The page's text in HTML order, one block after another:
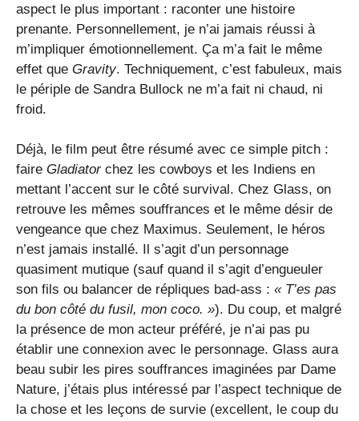
aspect le plus important : raconter une histoire
prenante. Personnellement, je n’ai jamais réussi à
m’impliquer émotionnellement. Ça m’a fait le même
effet que Gravity. Techniquement, c’est fabuleux, mais
le périple de Sandra Bullock ne m’a fait ni chaud, ni
froid.
Déjà, le film peut être résumé avec ce simple pitch :
faire Gladiatorchez les cowboys et les Indiens en
mettant l’accent sur le côté survival. Chez Glass, on
retrouve les mêmes souffrances et le même désir de
vengeance que chez Maximus. Seulement, le héros
n’est jamais installé. Il s’agit d’un personnage
quasiment mutique (sauf quand il s’agit d’engueuler
son fils ou balancer de répliques bad-ass : « T’es pas
du bon côté du fusil, mon coco. »). Du coup, et malgré
la présence de mon acteur préféré, je n’ai pas pu
établir une connexion avec le personnage. Glass aura
beau subir les pires souffrances imaginées par Dame
Nature, j’étais plus intéressé par l’aspect technique de
la chose et les leçons de survie (excellent, le coup du